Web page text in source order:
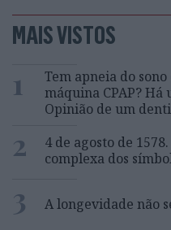
MAIS VISTOS
1
Tem apneia do
máquina CPAP?
Opinião de um
2
4 de agosto de
complexa dos
3 A longevidade não